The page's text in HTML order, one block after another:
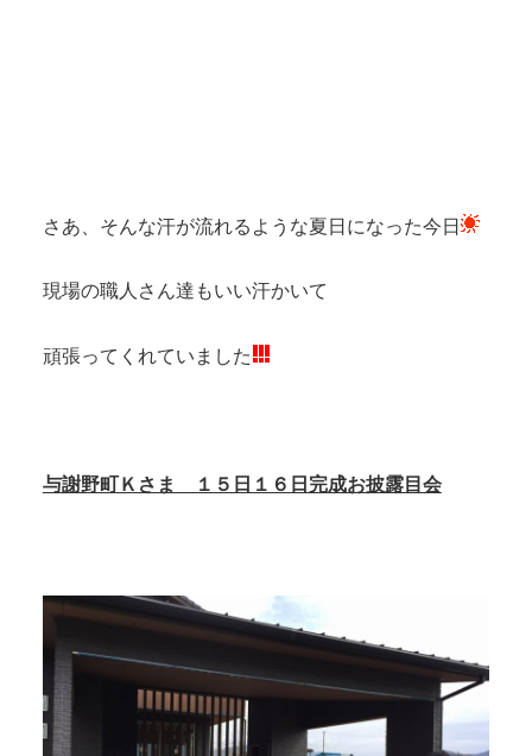
さあ、そんな汗が流れるような夏日になった今日
現場の職人さん達もいい汗かいて
頑張ってくれていました
与謝野町Ｋさま １５日１６日完成お披露目会